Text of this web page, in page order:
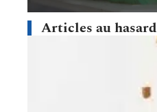
Articles au hasard